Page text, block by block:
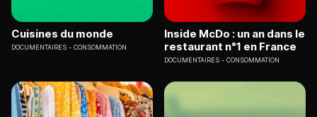
Cuisines du monde
DOCUMENTAIRES CONSOMMATION
Inside McDo : un an dans le
restaurant n°1 en France
DOCUMENTAIRES CONSOMMATION